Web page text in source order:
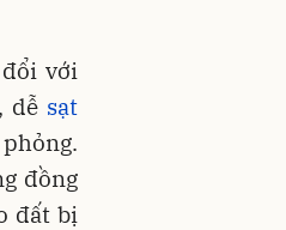
với
dễ sạt
đồng
đất bị